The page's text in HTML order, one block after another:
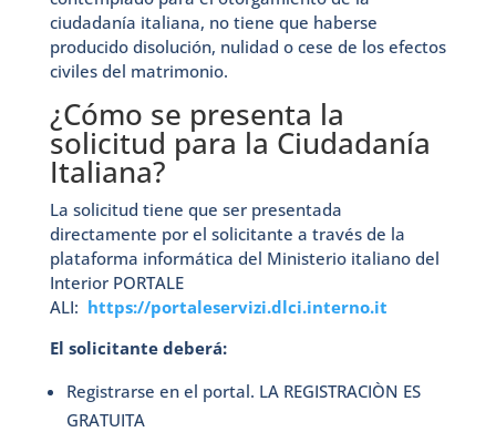
ciudadanía italiana, no tiene que haberse
producido disolución, nulidad o cese de los efectos
civiles del matrimonio.
¿Cómo se presenta la
solicitud para la Ciudadanía
Italiana?
La solicitud tiene que ser presentada
directamente por el solicitante a través de la
plataforma informática del Ministerio italiano del
Interior PORTALE
ALI: https://portaleservizi.dlci.interno.it
El solicitante deberá:
Registrarse en el portal. LA REGISTRACIÒN ES
GRATUITA